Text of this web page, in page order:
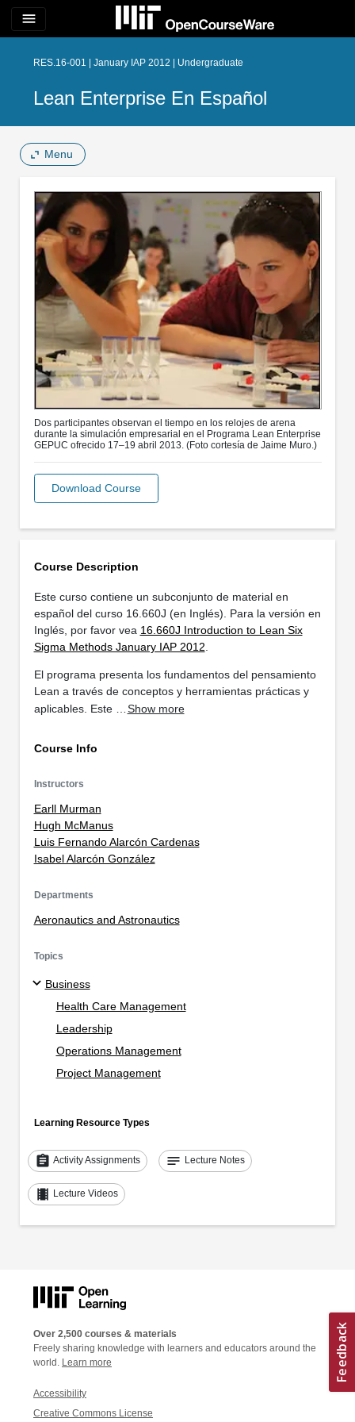
menu
RES.16-001 | January IAP 2012 | Undergraduate
Lean Enterprise En Español
Menu
Course Description
Este curso contiene un subconjunto de material en
español del curso 16.660J (en Inglés). Para la versión en
Inglés, por favor vea 16.660J Introduction to Lean Six
Sigma Methods January IAP 2012
El programa presenta los fundamentos del pensamiento
Lean a través de conceptos y herramientas prácticas y
aplicables. Este … Show more
Course Info
Instructors
Earll Murman
Hugh McManus
Luis Fernando Alarcón Cardenas
Isabel Alarcón González
Departments
Aeronautics and Astronautics
Topics
Business
Health Care Management
Leadership
Operations Management
Project Management
Learning Resource Types
assignment Activity Assignments notes Lecture Notes
theaters Lecture Videos
Dos participantes observan el tiempo en los relojes de arena
durante la simulación empresarial en el Programa Lean Enterprise
GEPUC ofrecido 17–19 abril 2013. (Foto cortesía de Jaime Muro.)
Download Course
Over 2,500 courses & materials
Freely sharing knowledge with learners and educators around the
world. Learn more
Accessibility
Creative Commons License